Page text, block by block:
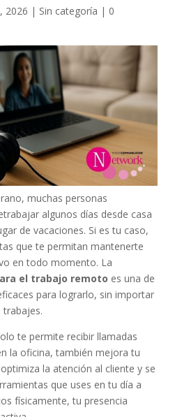
2026 | Sin categoría | 0
muchas personas
algunos días desde casa
de vacaciones. Si es tu caso,
que te permitan mantenerte
en todo momento. La
el trabajo remoto es una de
para lograrlo, sin importar
trabajes.
te permite recibir llamadas
la oficina, también mejora tu
la atención al cliente y se
que uses en tu día a
físicamente, tu presencia